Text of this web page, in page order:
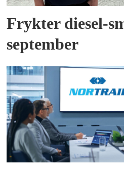
Frykter diesel-
september